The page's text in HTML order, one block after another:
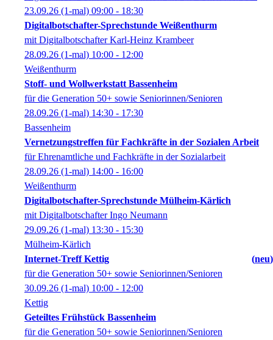
23.09.26 (1-mal) 09:00 - 18:30
Digitalbotschafter-Sprechstunde Weißenthurm
mit Digitalbotschafter Karl-Heinz Krambeer
28.09.26 (1-mal) 10:00 - 12:00
Weißenthurm
Stoff- und Wollwerkstatt Bassenheim
für die Generation 50+ sowie Seniorinnen/Senioren
28.09.26 (1-mal) 14:30 - 17:30
Bassenheim
Vernetzungstreffen für Fachkräfte in der Sozialen Arbeit
für Ehrenamtliche und Fachkräfte in der Sozialarbeit
28.09.26 (1-mal) 14:00 - 16:00
Weißenthurm
Digitalbotschafter-Sprechstunde Mülheim-Kärlich
mit Digitalbotschafter Ingo Neumann
29.09.26 (1-mal) 13:30 - 15:30
Mülheim-Kärlich
Internet-Treff Kettig
neu
für die Generation 50+ sowie Seniorinnen/Senioren
30.09.26 (1-mal) 10:00 - 12:00
Kettig
Geteiltes Frühstück Bassenheim
für die Generation 50+ sowie Seniorinnen/Senioren